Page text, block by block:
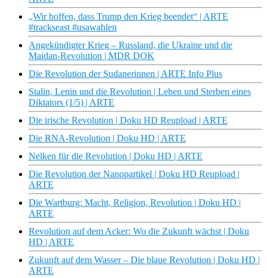
„Wir hoffen, dass Trump den Krieg beendet“ | ARTE
#trackseast #usawahlen
Angekündigter Krieg – Russland, die Ukraine und die
Maidan-Revolution | MDR DOK
Die Revolution der Sudanerinnen | ARTE Info Plus
Stalin, Lenin und die Revolution | Leben und Sterben eines
Diktators (1/5) | ARTE
Die irische Revolution | Doku HD Reupload | ARTE
Die RNA-Revolution | Doku HD | ARTE
Nelken für die Revolution | Doku HD | ARTE
Die Revolution der Nanopartikel | Doku HD Reupload |
ARTE
Die Wartburg: Macht, Religion, Revolution | Doku HD |
ARTE
Revolution auf dem Acker: Wo die Zukunft wächst | Doku
HD | ARTE
Zukunft auf dem Wasser – Die blaue Revolution | Doku HD |
ARTE